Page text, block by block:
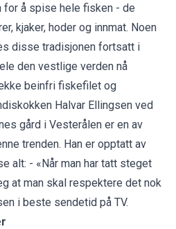
for å spise hele fisken - de
kjaker, hoder og innmat. Noen
disse tradisjonen fortsatt i
den vestlige verden nå
beinfri fiskefilet og
Halvar Ellingsen ved
gård i Vesterålen er en av
trenden. Han er opptatt av
alt: - «Når man har tatt steget
at man skal respektere det nok
i beste sendetid på TV.